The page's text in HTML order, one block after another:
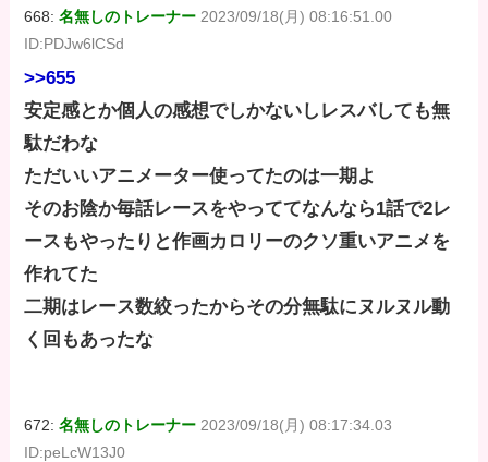
668:名無しのトレーナー 2023/09/18(月) 08:16:51.00
ID:PDJw6lCSd
>>655
安定感とか個人の感想でしかないしレスバしても無
駄だわな
ただいいアニメーター使ってたのは一期よ
そのお陰か毎話レースをやっててなんなら1話で2レ
ースもやったりと作画カロリーのクソ重いアニメを
作れてた
二期はレース数絞ったからその分無駄にヌルヌル動
く回もあったな
672:名無しのトレーナー 2023/09/18(月) 08:17:34.03
ID:peLcW13J0